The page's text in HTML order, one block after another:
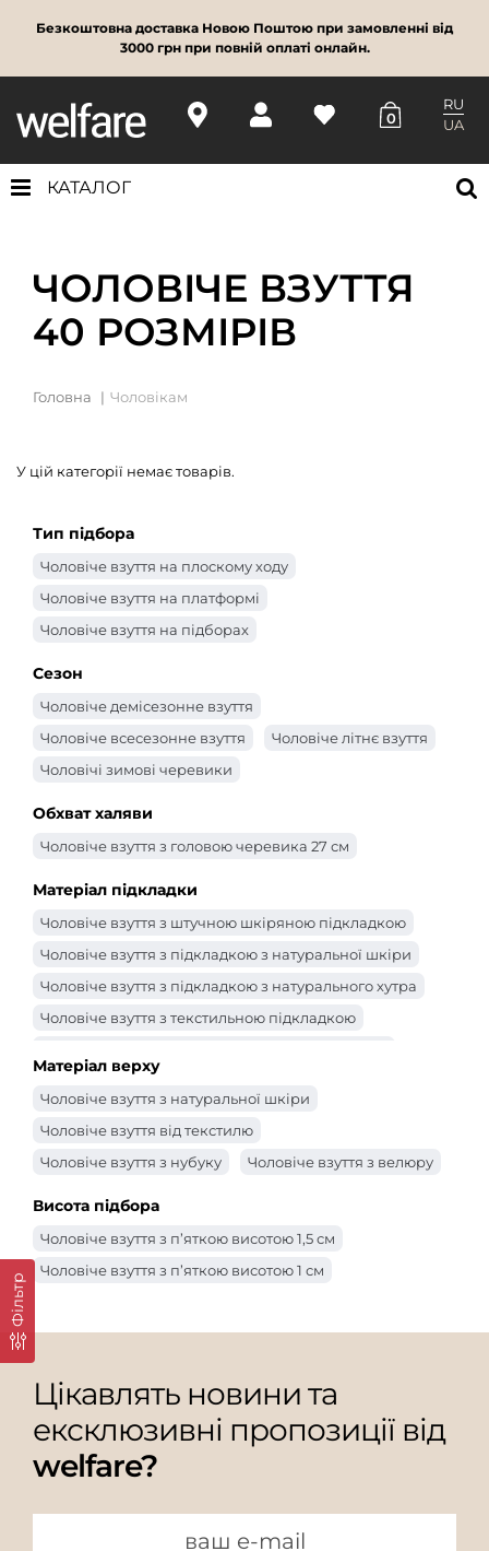
Безкоштовна доставка Новою Поштою при замовленні від
3000 грн при повній оплаті онлайн.
0
RU
UA
КАТАЛОГ
ЧОЛОВІЧЕ ВЗУТТЯ
40 РОЗМІРІВ
Головна Чоловікам
Фільтр
У цій категорії немає товарів.
Тип підбора
Чоловіче взуття на плоскому ходу
Чоловіче взуття на платформі
Чоловіче взуття на підборах
Сезон
Чоловіче демісезонне взуття
Чоловіче всесезонне взуття
Чоловіче літнє взуття
Чоловічі зимові черевики
Обхват халяви
Чоловіче взуття з головою черевика 27 см
Матеріал підкладки
Чоловіче взуття з штучною шкіряною підкладкою
Чоловіче взуття з підкладкою з натуральної шкіри
Чоловіче взуття з підкладкою з натурального хутра
Чоловіче взуття з текстильною підкладкою
Матеріал верху
Чоловіче взуття з натуральної шкіри
Чоловіче взуття від текстилю
Чоловіче взуття з нубуку
Чоловіче взуття з велюру
Висота підбора
Чоловіче взуття з п’яткою висотою 1,5 см
Чоловіче взуття з п’яткою висотою 1 см
Цікавлять новини та
ексклюзивні пропозиції від
welfare?